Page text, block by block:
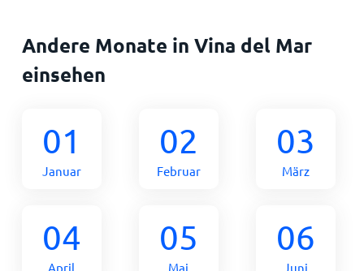
Andere Monate in Vina del Mar
einsehen
01
Januar
02
Februar
03
März
04
April
05
Mai
06
Juni